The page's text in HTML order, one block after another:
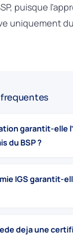
puisque
uniquement du
garantit-elle
du BSP ?
IGS garantit-
deja une